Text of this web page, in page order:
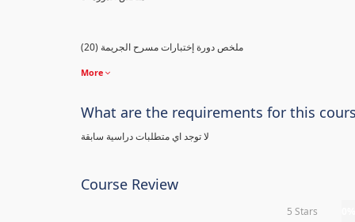
(20) ملخص دورة إختبارات مسرح الجريمة
More
What are the requirements for this
لا توجد اي متطلبات دراسية سابقة
Course Review
5 Stars